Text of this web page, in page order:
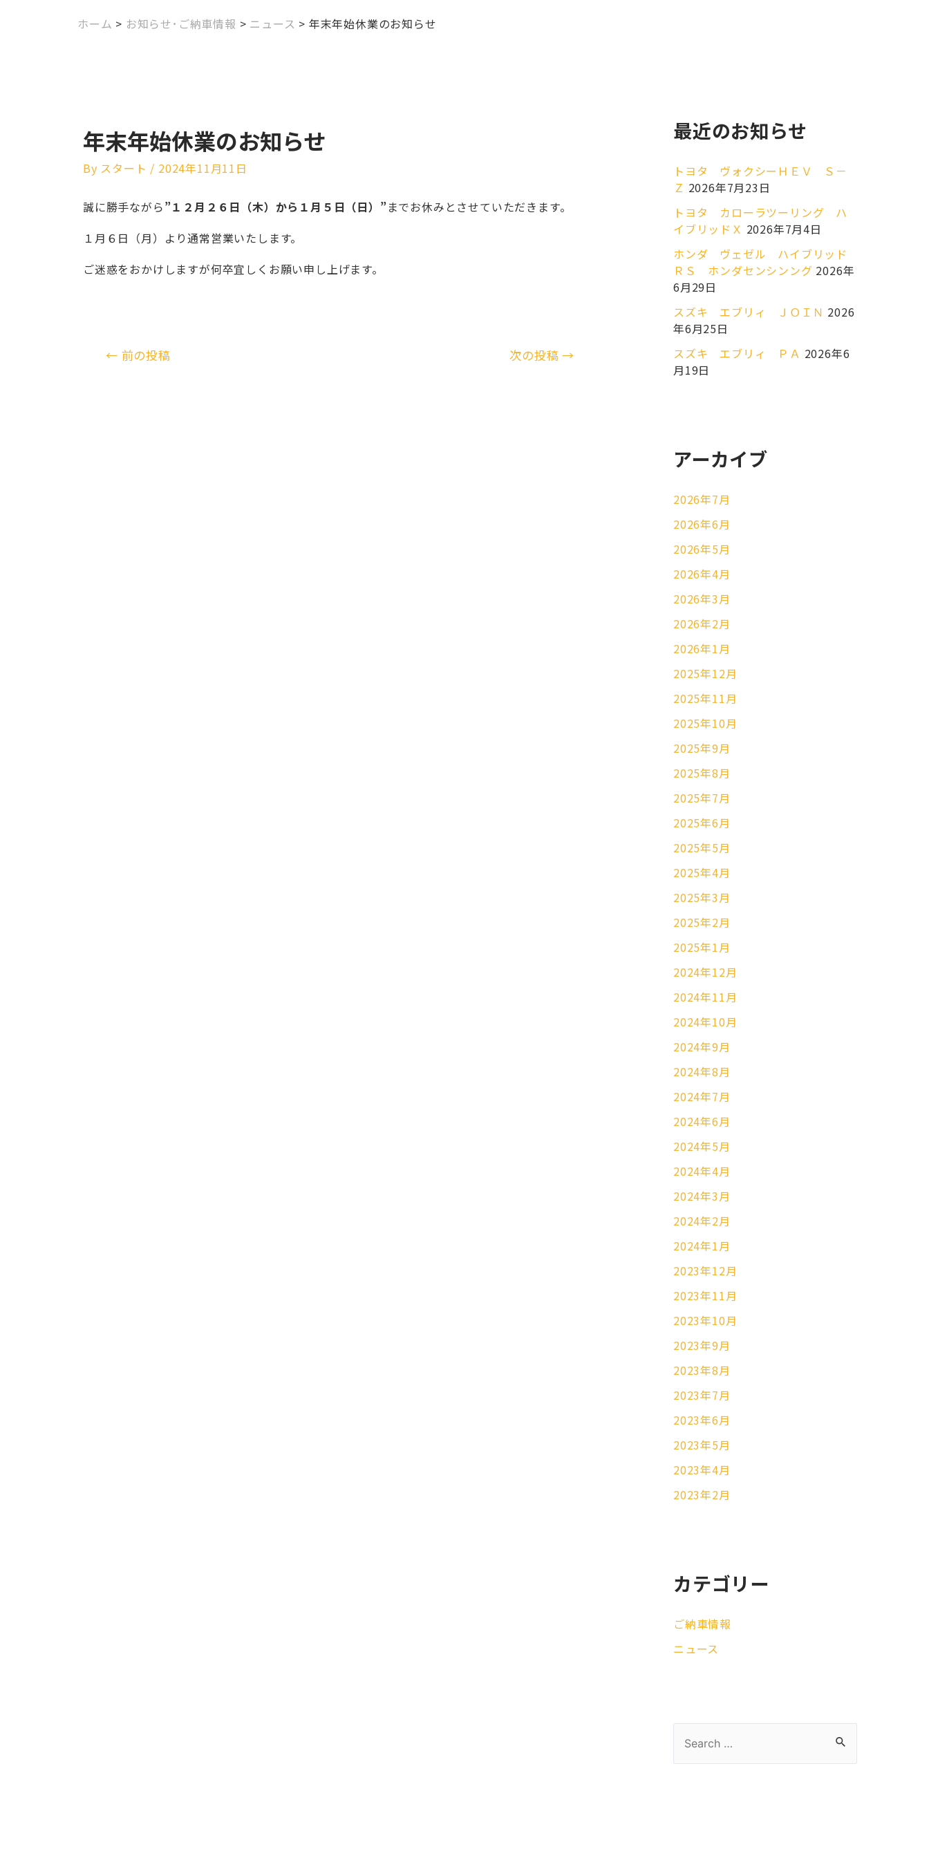
ホーム > お知らせ･ご納車情報 > ニュース > 年末年始休業のお知らせ
年末年始休業のお知らせ
By スタート / 2024年11月11日
誠に勝手ながら”１２月２６日（木）から１月５日（日）”までお休みとさせていただきます。
１月６日（月）より通常営業いたします。
ご迷惑をおかけしますが何卒宜しくお願い申し上げます。
← 前の投稿 次の投稿→
最近のお知らせ
トヨタ ヴォクシーＨＥＶ Ｓ－
Ｚ 2026年7月23日
トヨタ カローラツーリング ハ
イブリッドＸ 2026年7月4日
ホンダ ヴェゼル ハイブリッド
ＲＳ ホンダセンシンング 2026年
6月29日
スズキ エブリィ ＪＯＩＮ 2026
年6月25日
スズキ エブリィ ＰＡ 2026年6
月19日
アーカイブ
2026年7月
2026年6月
2026年5月
2026年4月
2026年3月
2026年2月
2026年1月
2025年12月
2025年11月
2025年10月
2025年9月
2025年8月
2025年7月
2025年6月
2025年5月
2025年4月
2025年3月
2025年2月
2025年1月
2024年12月
2024年11月
2024年10月
2024年9月
2024年8月
2024年7月
2024年6月
2024年5月
2024年4月
2024年3月
2024年2月
2024年1月
2023年12月
2023年11月
2023年10月
2023年9月
2023年8月
2023年7月
2023年6月
2023年5月
2023年4月
2023年2月
カテゴリー
ご納車情報
ニュース